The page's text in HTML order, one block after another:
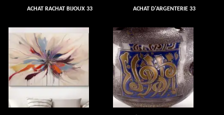
ACHAT RACHAT BIJOUX 33 ACHAT D'ARGENTERIE 33